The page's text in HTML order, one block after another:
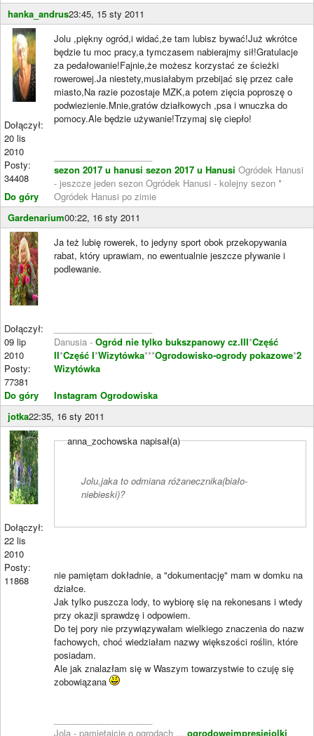
hanka_andrus23:45, 15 sty 2011
Dołączył:
20 lis
2010
Posty:
34408
Do góry
Jolu ,piękny ogród,i widać,że tam lubisz bywać!Już wkrótce
będzie tu moc pracy,a tymczasem nabierajmy sił!Gratulacje
za pedałowanie!Fajnie,że możesz korzystać ze ścieżki
rowerowej.Ja niestety,musiałabym przebijać się przez całe
miasto,Na razie pozostaje MZK,a potem zięcia poproszę o
podwiezienie.Mnie,gratów działkowych ,psa i wnuczka do
pomocy.Ale będzie używanie!Trzymaj się ciepło!
sezon 2017 u hanusi sezon 2017 u Hanusi Ogródek Hanusi
- jeszcze jeden sezon Ogródek Hanusi - kolejny sezon *
Ogródek Hanusi po zimie
Gardenarium00:22, 16 sty 2011
Dołączył:
09 lip
2010
Posty:
77381
Do góry
Ja też lubię rowerek, to jedyny sport obok przekopywania
rabat, który uprawiam, no ewentualnie jeszcze pływanie i
podlewanie.
Danusia - Ogród nie tylko bukszpanowy cz.III*Część
II*Część I*Wizytówka***Ogrodowisko-ogrody pokazowe*2
Wizytówka
Instagram Ogrodowiska
jotka22:35, 16 sty 2011
Dołączył:
22 lis
2010
Posty:
11868
anna_zochowska napisał(a)
Jolu,jaka to odmiana różanecznika(biało-
niebieski)?
nie pamiętam dokładnie, a "dokumentację" mam w domku na
działce.
Jak tylko puszcza lody, to wybiorę się na rekonesans i wtedy
przy okazji sprawdzę i odpowiem.
Do tej pory nie przywiązywałam wielkiego znaczenia do nazw
fachowych, choć wiedziałam nazwy większości roślin, które
posiadam.
Ale jak znalazłam się w Waszym towarzystwie to czuję się
zobowiązana
Jola - pamiętajcie o ogrodach ... ogrodoweimpresjejolki